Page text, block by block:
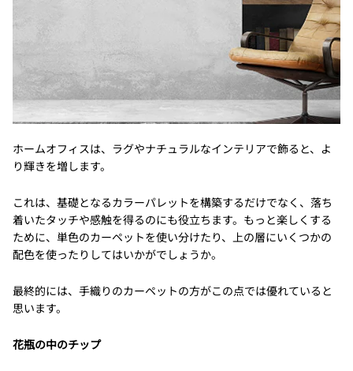
ホームオフィスは、ラグやナチュラルなインテリアで飾ると、よ
り輝きを増します。
これは、基礎となるカラーパレットを構築するだけでなく、落ち
着いたタッチや感触を得るのにも役立ちます。もっと楽しくする
ために、単色のカーペットを使い分けたり、上の層にいくつかの
配色を使ったりしてはいかがでしょうか。
最終的には、手織りのカーペットの方がこの点では優れていると
思います。
花瓶の中のチップ